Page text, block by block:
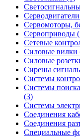
Сервомоторы,
Сервоприводы
Сетевые
Силовые вилки
Силовые
Сирены
Системы
Системы
(3)
Системы
Соединения
Соединения
Специальные